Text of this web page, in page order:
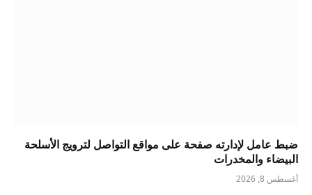
ضبط عامل لإدارته صفحة على مواقع التواصل لترويج الأسلحة
البيضاء والمخدرات
أغسطس 8, 2026